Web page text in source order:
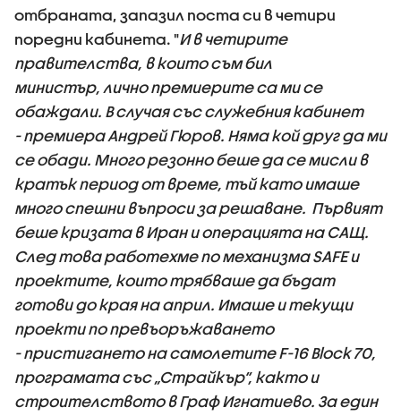
отбраната, запазил поста си в четири
поредни кабинета. "И в четирите
правителства, в които съм бил
министър, лично премиерите са ми се
обаждали. В случая със служебния кабинет
- премиера Андрей Гюров. Няма кой друг да ми
се обади. Много резонно беше да се мисли в
кратък период от време, тъй като имаше
много спешни въпроси за решаване. Първият
беше кризата в Иран и операцията на САЩ.
След това работехме по механизма SAFE и
проектите, които трябваше да бъдат
готови до края на април. Имаше и текущи
проекти по превъоръжаването
- пристигането на самолетите F-16 Block 70,
програмата със „Страйкър“, както и
строителството в Граф Игнатиево. За един